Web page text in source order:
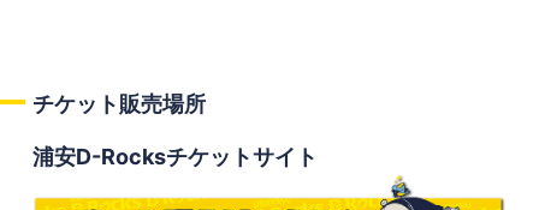
チケット販売場所
浦安D-Rocksチケットサイト